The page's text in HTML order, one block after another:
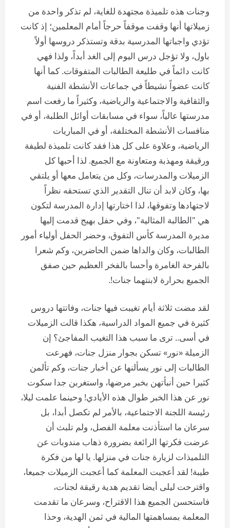
وجنات هذه تلميذة مجتهدة للغاية، لم تذكر واحدة من
زميلاتها أنها وقفت موقفاً حرجاً أمام المعلمين؛ إذ كانت
تؤدي واجباتها المدرسية بدقة وتستذكر دروسها أولاً
باول، ولا تؤجل درس اليوم إلى الغد أبداً، ولذا فهي
كانت دائماً في طليعة الطالبات المتفوقات. كما أنها
كانت عضواً نشيطاً في جماعات الأنشطة الفنية
والثقافية والاجتماعية والرياضية، وكثيراً ما رفعت اسم
مدرستها عالياً، سواء في مسابقات أوائل الطلبة، أو في
منافسات الأنشطة المختلفة، أو في المباريات
الرياضية، وعلاوة على كل هذا فقد كانت تلميذة لطيفة
ورقيقة ومهذبة ومتعاونة مع الجميع. لذا أحبها كل
الزميلات والمدرسات، وكل من يتعامل معها أو يلتقي
بها، وكان لابد أن تنال التقدير الذي تستحقه نظراً
لاجتهادها وتفوقها، لذا اختارتها إدارة المدرسة لتكون
هي "الطالبة المثالية"، وفي حفل بهيج قدمت إليها
مديرة المدرسة كأس التفوق، وحضر الحفل أولياء أمور
الطالبات، وكان والداها ضمن الحاضرين، وكم شعرا
بالفرحة الغامرة وأحسا بالفخر العظيم حين صفق
الجميع بحرارة لابنتهما جنات!.
لقد مضت ثلاثة أيام تغيبت فيها جنات، وفاتتها دروس
كثيرة في جميع المواد الدراسية، هكذا قالت الزميلات
في أسى.. ترى ما سبب هذا التغيب المفاجئ؟ إن
الزميلة «نور» تسكن بجوار منزل جنات، فهرعت
الطالبات إلى نور يسألنها عن أخبار جنات، وكم تألمن
كثيرا حين أنبأتهن بخبر مرضها، واستغربن جدا سكوت
نور عن هذا الخبر طوال هذه الأيادي! وحينما علمت ليلا،
رئيسة اللجنة الاجتماعية، بالأمر لم تكصل أبدا، بل
سرعان ما استأذنت معلمة الفصل، ولم تلبث أن
عرضت فكرتها الرائعة بضرورة ذهاب مندوبات عن
التلميذات لزيارة جنات في منزلها. يا لها من فكرة
طيبة! لقد أعجبت المعلمة كما أعجبت الزميلات جميعا،
واقترحت ليلى أيضا تقديم هدية رقيقة لجنات،
فاستحسن الجميع هذا الاقتراح، وسرعان ما تقدمت
المعلمة بمساهمتها المالية في ثمن الهدية، وحذا